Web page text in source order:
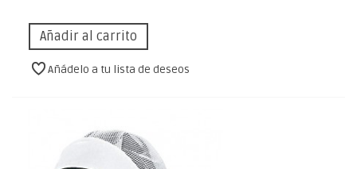
Añadir al carrito
Añádelo a tu lista de deseos